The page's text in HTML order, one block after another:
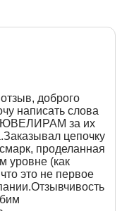
доброго
написать слова
ЮВЕЛИРАМ за их
цепочку
проделанная
уровне (как
это не первое